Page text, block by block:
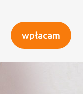
wpłacam